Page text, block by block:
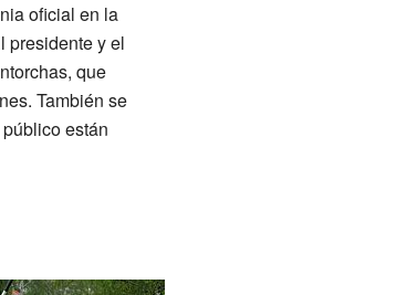
oficial en la
presidente y el
que
También se
están